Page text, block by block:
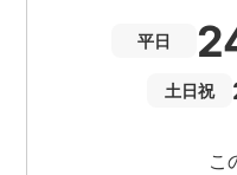
平日
土日祝
こ